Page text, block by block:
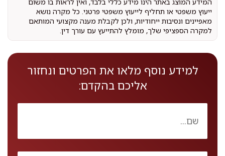
ייעוץ משפטי או תחליף לייעוץ משפטי פרטני. כל מקרה נושא
מאפיינים ונסיבות ייחודיות, ולכן לקבלת מענה מקצועי המותאם
למקרה הספציפי שלך, מומלץ להתייעץ עם עורך דין.
למידע נוסף מלאו את הפרטים ונחזור
אליכם בהקדם: